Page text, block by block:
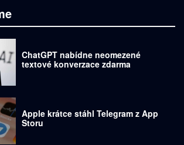
ChatGPT nabídne neomezené
textové konverzace zdarma
Apple krátce stáhl Telegram z App
Storu